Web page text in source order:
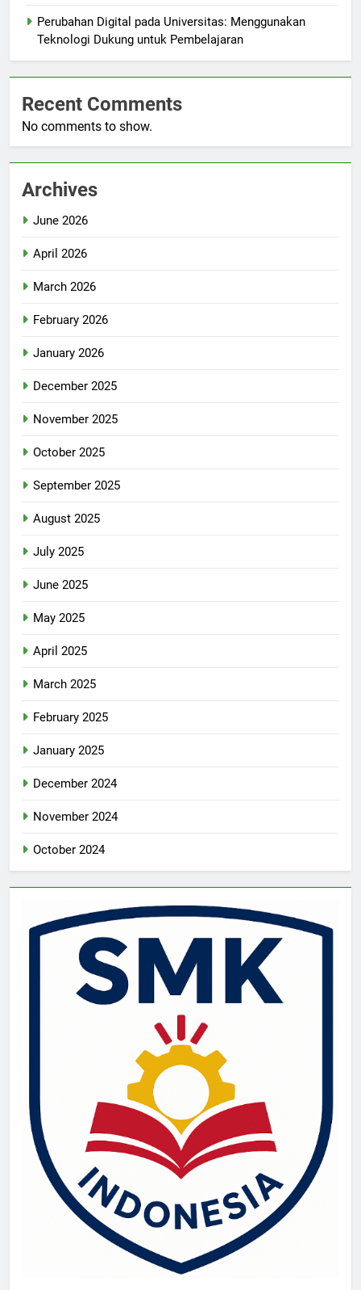
Perubahan Digital pada Universitas: Menggunakan
Teknologi Dukung untuk Pembelajaran
Recent Comments
No comments to show.
Archives
June 2026
April 2026
March 2026
February 2026
January 2026
December 2025
November 2025
October 2025
September 2025
August 2025
July 2025
June 2025
May 2025
April 2025
March 2025
February 2025
January 2025
December 2024
November 2024
October 2024